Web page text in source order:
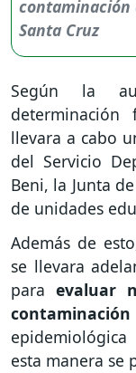
Según la
llevara a cabo
del Servicio
Beni, la Junta
de unidades
Además de
se llevara
para evaluar
esta manera se